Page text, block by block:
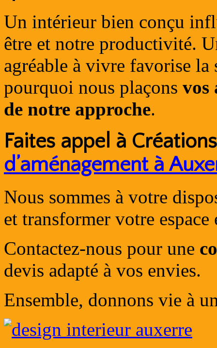
Un intérieur bien conçu
être et notre productivité.
agréable à vivre favorise la
pourquoi nous plaçons vos
de notre approche.
Faites appel à
d’aménagement à
Nous sommes à votre
et transformer votre
Contactez-nous pour une
devis adapté à vos envies.
Ensemble, donnons vie à